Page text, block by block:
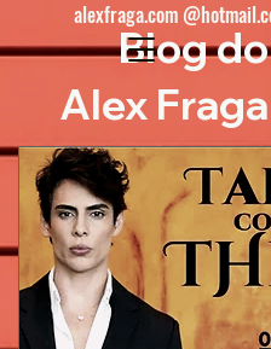
Blog do
Alex Fraga
alexfraga.com